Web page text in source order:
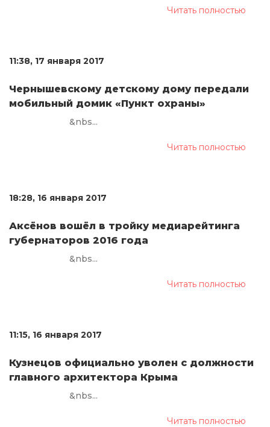
Читать полностью
11:38, 17 января 2017
Чернышевскому детскому дому передали
мобильный домик «Пункт охраны»
&nbs...
Читать полностью
18:28, 16 января 2017
Аксёнов вошёл в тройку медиарейтинга
губернаторов 2016 года
&nbs...
Читать полностью
11:15, 16 января 2017
Кузнецов официально уволен с должности
главного архитектора Крыма
&nbs...
Читать полностью